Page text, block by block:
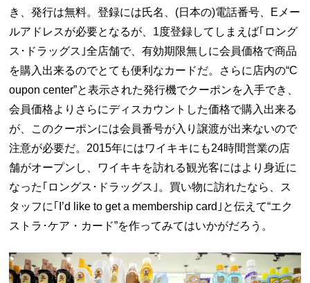
き、発行は無料。登録には氏名、(日本の)電話番号、Eメー
ルアドレスが必要となるが、1度登録してしまえば｢ロング
ス･ドラッグス｣全店舗で、有効期限無しに会員価格で商品
を購入出来るのでとても便利なカードだ。さらに店内の“C
oupon center”と表示された発行機でクーポンを入手でき、
会員価格よりさらにディスカウントした価格で購入出来る
が、このクーポンには会員番号が入り譲渡が出来ないので
注意が必要だ。2015年にはワイキキにも24時間営業の店
舗がオープンし、ワイキキを訪れる観光客にはより身近に
なった｢ロングス･ドラッグス｣。買い物に訪れたなら、ス
タッフに｢I’d like to get a membership card｣と伝えて“エク
ストラ･ケア・カード”を作ってみてはいかがだろう。